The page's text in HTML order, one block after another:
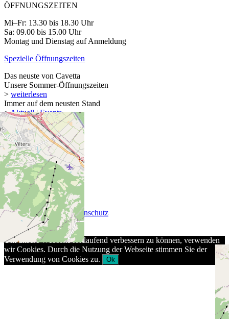
ÖFFNUNGSZEITEN
Mi–Fr: 13.30 bis 18.30 Uhr
Sa: 09.00 bis 15.00 Uhr
Montag und Dienstag auf Anmeldung
Spezielle Öffnungszeiten
Das neuste von Cavetta
Unsere Sommer-Öffnungszeiten
> weiterlesen
Immer auf dem neusten Stand
>Aktuell|Events
>
Newsletter abonnieren
© 2026 Keel-Weine AG
AGB |Impressum|Datenschutz
Um unsere Webseite fortlaufend verbessern zu können, verwenden
wir Cookies. Durch die Nutzung der Webseite stimmen Sie der
Verwendung von Cookies zu.
Ok